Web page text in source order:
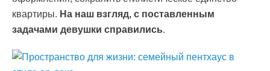
квартиры. На наш взгляд, с поставленным
задачами девушки справились.